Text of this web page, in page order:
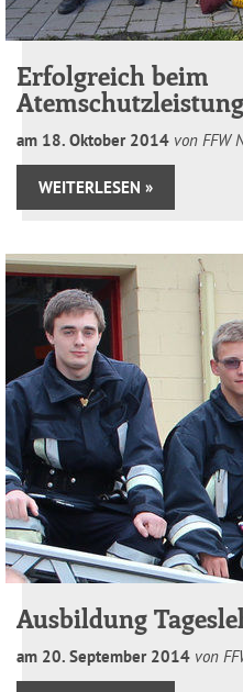
Erfolgreich beim
am 18. Oktober 2014 von FFW
WEITERLESEN »
Ausbildung
am 20. September 2014 von